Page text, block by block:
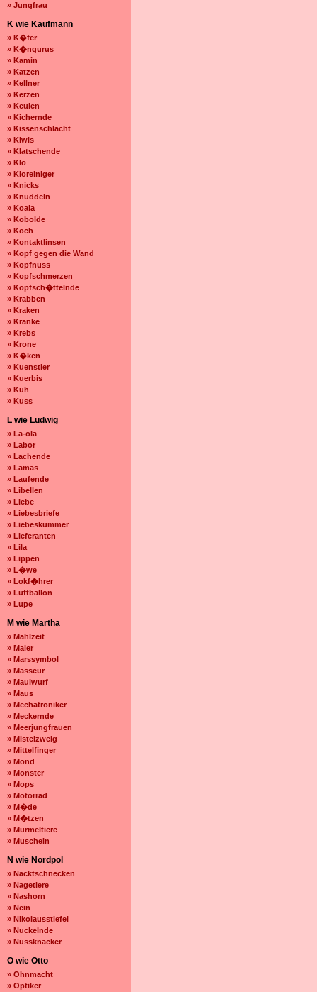
» Jungfrau
K wie Kaufmann
» K�fer
» K�ngurus
» Kamin
» Katzen
» Kellner
» Kerzen
» Keulen
» Kichernde
» Kissenschlacht
» Kiwis
» Klatschende
» Klo
» Kloreiniger
» Knicks
» Knuddeln
» Koala
» Kobolde
» Koch
» Kontaktlinsen
» Kopf gegen die Wand
» Kopfnuss
» Kopfschmerzen
» Kopfsch�ttelnde
» Krabben
» Kraken
» Kranke
» Krebs
» Krone
» K�ken
» Kuenstler
» Kuerbis
» Kuh
» Kuss
L wie Ludwig
» La-ola
» Labor
» Lachende
» Lamas
» Laufende
» Libellen
» Liebe
» Liebesbriefe
» Liebeskummer
» Lieferanten
» Lila
» Lippen
» L�we
» Lokf�hrer
» Luftballon
» Lupe
M wie Martha
» Mahlzeit
» Maler
» Marssymbol
» Masseur
» Maulwurf
» Maus
» Mechatroniker
» Meckernde
» Meerjungfrauen
» Mistelzweig
» Mittelfinger
» Mond
» Monster
» Mops
» Motorrad
» M�de
» M�tzen
» Murmeltiere
» Muscheln
N wie Nordpol
» Nacktschnecken
» Nagetiere
» Nashorn
» Nein
» Nikolausstiefel
» Nuckelnde
» Nussknacker
O wie Otto
» Ohnmacht
» Optiker